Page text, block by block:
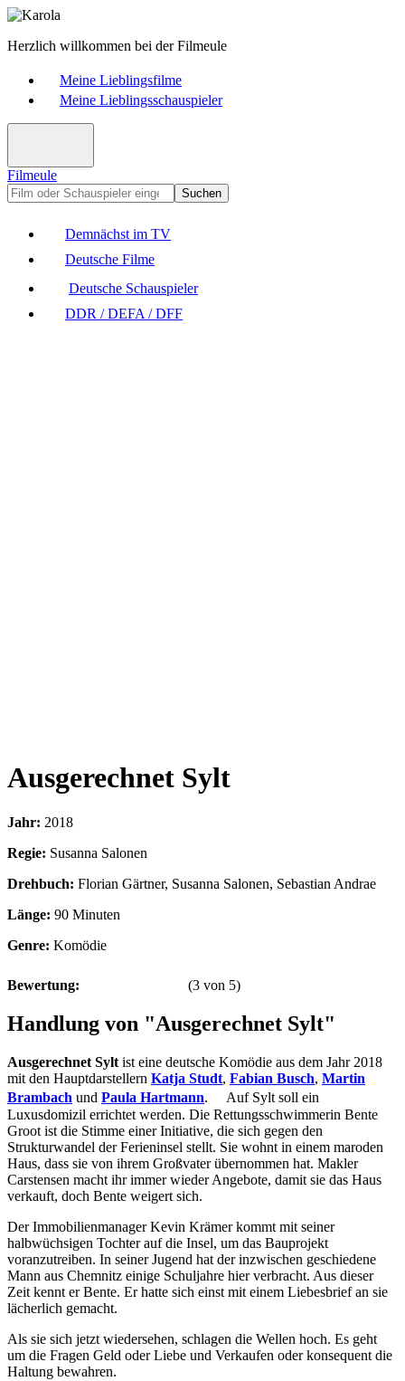
Herzlich willkommen bei der Filmeule
Meine Lieblingsfilme
Meine Lieblingsschauspieler
Filmeule
Suchen
Demnächst im TV
Deutsche Filme
Deutsche Schauspieler
DDR / DEFA / DFF
Ausgerechnet Sylt
Jahr: 2018
Regie: Susanna Salonen
Drehbuch: Florian Gärtner, Susanna Salonen, Sebastian Andrae
Länge: 90 Minuten
Genre: Komödie
Bewertung: (3 von 5)
Handlung von "Ausgerechnet Sylt"
Ausgerechnet Sylt ist eine deutsche Komödie aus dem Jahr 2018
mit den Hauptdarstellern Katja Studt, Fabian Busch, Martin
Brambach und Paula Hartmann. Auf Sylt soll ein
Luxusdomizil errichtet werden. Die Rettungsschwimmerin Bente
Groot ist die Stimme einer Initiative, die sich gegen den
Strukturwandel der Ferieninsel stellt. Sie wohnt in einem maroden
Haus, dass sie von ihrem Großvater übernommen hat. Makler
Carstensen macht ihr immer wieder Angebote, damit sie das Haus
verkauft, doch Bente weigert sich.
Der Immobilienmanager Kevin Krämer kommt mit seiner
halbwüchsigen Tochter auf die Insel, um das Bauprojekt
voranzutreiben. In seiner Jugend hat der inzwischen geschiedene
Mann aus Chemnitz einige Schuljahre hier verbracht. Aus dieser
Zeit kennt er Bente. Er hatte sich einst mit einem Liebesbrief an sie
lächerlich gemacht.
Als sie sich jetzt wiedersehen, schlagen die Wellen hoch. Es geht
um die Fragen Geld oder Liebe und Verkaufen oder konsequent die
Haltung bewahren.